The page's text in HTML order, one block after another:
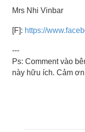
Mrs Nhi Vinbar
[F]: https://
---
Ps: Comment vào
này hữu ích. Cảm ơn